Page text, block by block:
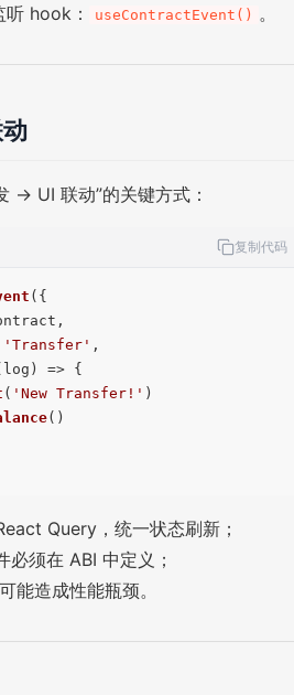
hook：
useContractEvent() 。
→ UI 联动”的关键方式：
复制代码
({
'Transfer' ,
log ) => {
( 'New Transfer!' )
()
Query，统一状态刷新；
须在 ABI 中定义；
能造成性能瓶颈。